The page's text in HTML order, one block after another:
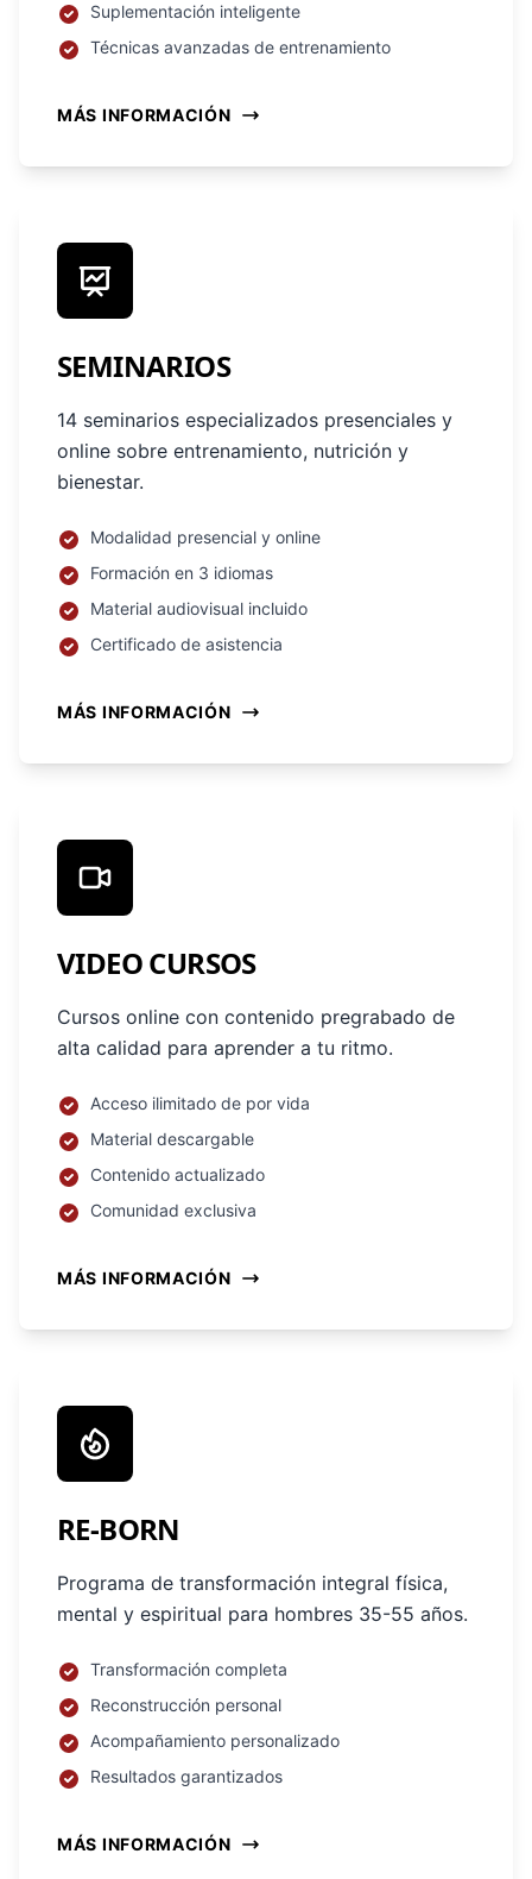
Suplementación inteligente
Técnicas avanzadas de entrenamiento
MÁS INFORMACIÓN
SEMINARIOS
14 seminarios especializados presenciales y
online sobre entrenamiento, nutrición y
bienestar.
Modalidad presencial y online
Formación en 3 idiomas
Material audiovisual incluido
Certificado de asistencia
MÁS INFORMACIÓN
VIDEO CURSOS
Cursos online con contenido pregrabado de
alta calidad para aprender a tu ritmo.
Acceso ilimitado de por vida
Material descargable
Contenido actualizado
Comunidad exclusiva
MÁS INFORMACIÓN
RE-BORN
Programa de transformación integral física,
mental y espiritual para hombres 35-55 años.
Transformación completa
Reconstrucción personal
Acompañamiento personalizado
Resultados garantizados
MÁS INFORMACIÓN